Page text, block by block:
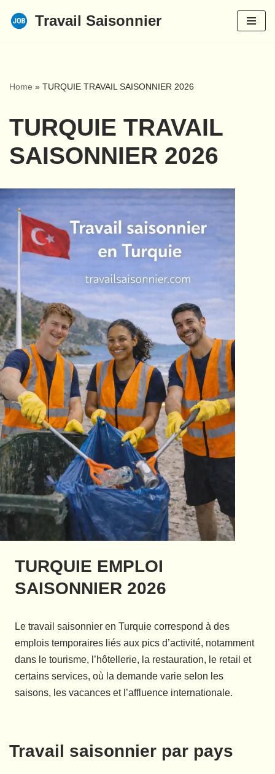
Travail Saisonnier
Home » TURQUIE TRAVAIL SAISONNIER 2026
TURQUIE TRAVAIL
SAISONNIER 2026
TURQUIE EMPLOI
SAISONNIER 2026
Le travail saisonnier en Turquie correspond à des
emplois temporaires liés aux pics d’activité, notamment
dans le tourisme, l’hôtellerie, la restauration, le retail et
certains services, où la demande varie selon les
saisons, les vacances et l’affluence internationale.
Travail saisonnier par pays